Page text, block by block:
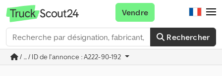
Rechercher
Vendre
/ ... / ID de l'annonce : A222-90-192